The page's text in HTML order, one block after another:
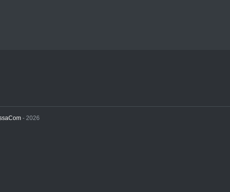
- 2026